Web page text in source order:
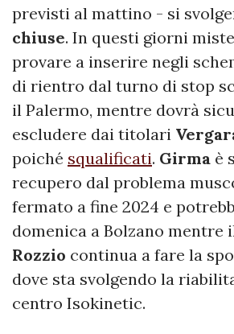
previsti al mattino - si
chiuse. In questi giorni
provare a inserire negli
di rientro dal turno di stop
il Palermo, mentre dovrà
escludere dai titolari
poiché squalificati. Girma è
recupero dal problema
fermato a fine 2024 e
domenica a Bolzano mentre
Rozzio continua a fare la
dove sta svolgendo la
centro Isokinetic.